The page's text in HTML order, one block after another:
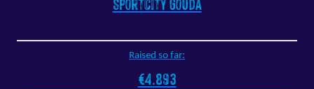
Raised so far:
€4.893